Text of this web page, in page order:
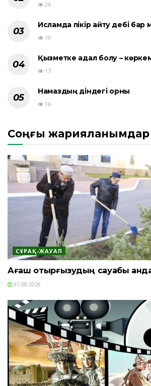
26
Исламда пікір айту әдебі бар
19
Қызметке адал болу – көркем
17
Намаздың діндегі орны
16
Соңғы жарияланымдар
СҰРАҚ-ЖАУАП
Ағаш отырғызудың сауабы
07.08.2026